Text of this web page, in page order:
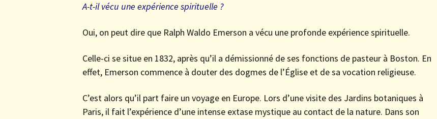
A-t-il vécu une expérience spirituelle ?
Oui, on peut dire que Ralph Waldo Emerson a vécu une profonde expérience spirituelle.
Celle-ci se situe en 1832, après qu’il a démissionné de ses fonctions de pasteur à Boston. En
effet, Emerson commence à douter des dogmes de l’Église et de sa vocation religieuse.
C’est alors qu’il part faire un voyage en Europe. Lors d’une visite des Jardins botaniques à
Paris, il fait l’expérience d’une intense extase mystique au contact de la nature. Dans son